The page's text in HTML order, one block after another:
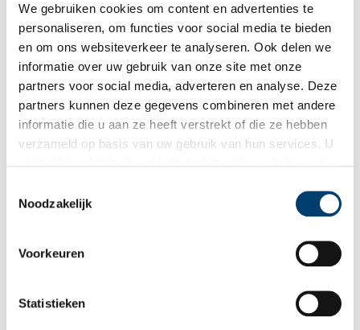
We gebruiken cookies om content en advertenties te
personaliseren, om functies voor social media te bieden
en om ons websiteverkeer te analyseren. Ook delen we
informatie over uw gebruik van onze site met onze
partners voor social media, adverteren en analyse. Deze
partners kunnen deze gegevens combineren met andere
informatie die u aan ze heeft verstrekt of die ze hebben
verzameld op basis van uw gebruik van hun services. U
Noodzakelijk
Voorkeuren
Statistieken
Je weet dat de feestdagen echt ten einde lopen wanneer
Driekoningen eraan komt. De wijzen reizen per kameel vanuit
het Verre Oosten en reiken zelfs tot in Noord-Holland. Maar
wie viert het eigenlijk nog? De tradities rondom deze
christelijke feestdag lijken in rap tempo te verdwijnen.
Kerstmis volgens Pieter Aertsen
In hetAmsterdam Museum hangt een schilderij van de
de aanbidding der herders verbeeldt, een bekend onderdeel
van het kerstverhaal. Het schilderij is slechts gedeeltelijk